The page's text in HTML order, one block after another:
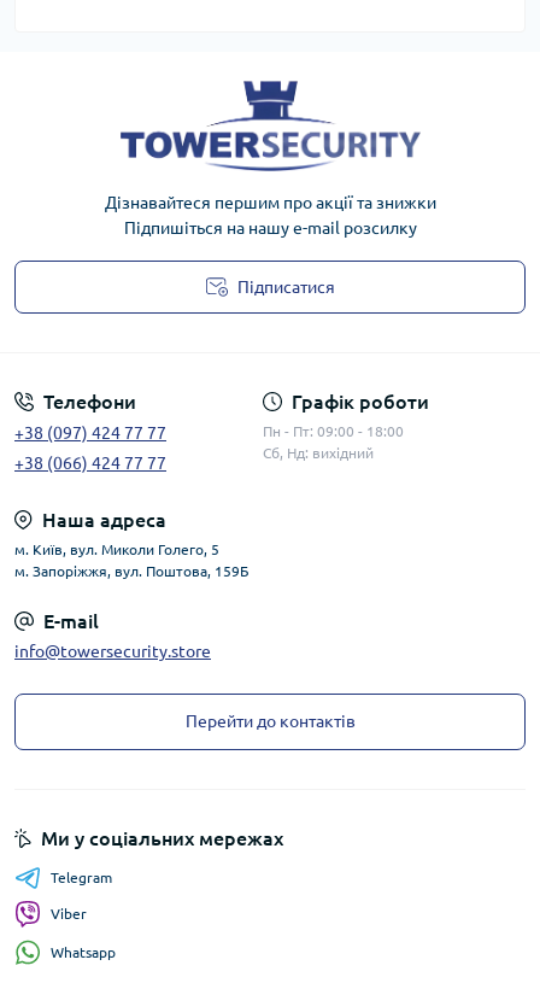
Дізнавайтеся першим про акції та знижки
Підпишіться на нашу e-mail розсилку
Підписатися
Телефони
+38 (097) 424 77 77
+38 (066) 424 77 77
Графік роботи
Пн - Пт: 09:00 - 18:00
Сб, Нд: вихідний
Наша адреса
м. Київ, вул. Миколи Голего, 5
м. Запоріжжя, вул. Поштова, 159Б
E-mail
info@towersecurity.store
Перейти до контактів
Ми у соціальних мережах
Telegram
Viber
Whatsapp